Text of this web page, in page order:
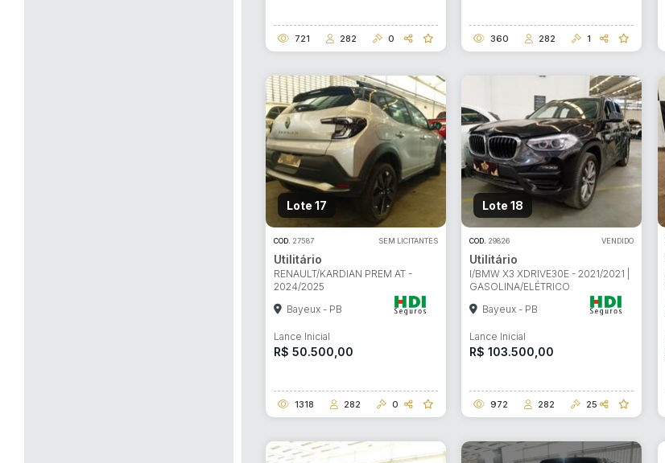
721 282 0 360 282 1
Lote 17
COD. 27587 SEM LICITANTES
Utilitário
RENAULT/KARDIAN PREM AT -
2024/2025
Bayeux - PB
Lance Inicial
R$ 50.500,00
1318 282 0
Lote 18
COD. 29826 VENDIDO
Utilitário
I/BMW X3 XDRIVE30E - 2021/2021 |
GASOLINA/ELÉTRICO
Bayeux - PB
Lance Inicial
R$ 103.500,00
972 282 25